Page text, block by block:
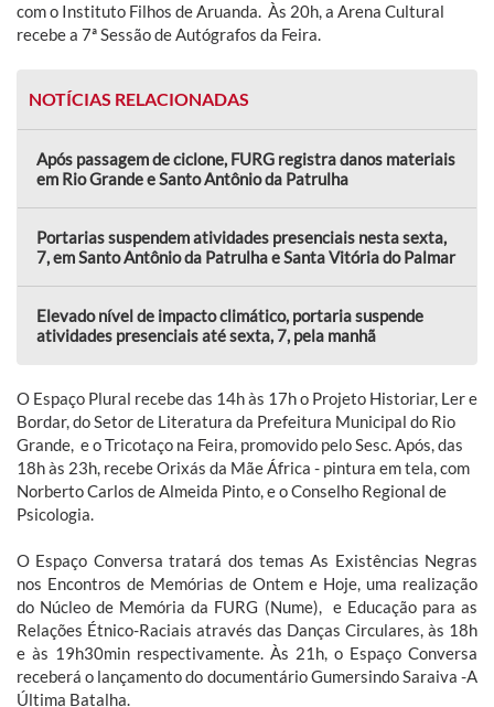
com o Instituto Filhos de Aruanda. Às 20h, a Arena Cultural
recebe a 7ª Sessão de Autógrafos da Feira.
NOTÍCIAS RELACIONADAS
Após passagem de ciclone, FURG registra danos materiais
em Rio Grande e Santo Antônio da Patrulha
Portarias suspendem atividades presenciais nesta sexta,
7, em Santo Antônio da Patrulha e Santa Vitória do Palmar
Elevado nível de impacto climático, portaria suspende
atividades presenciais até sexta, 7, pela manhã
O Espaço Plural recebe das 14h às 17h o Projeto Historiar, Ler e
Bordar, do Setor de Literatura da Prefeitura Municipal do Rio
Grande, e o Tricotaço na Feira, promovido pelo Sesc. Após, das
18h às 23h, recebe Orixás da Mãe África - pintura em tela, com
Norberto Carlos de Almeida Pinto, e o Conselho Regional de
Psicologia.
O Espaço Conversa tratará dos temas As Existências Negras
nos Encontros de Memórias de Ontem e Hoje, uma realização
do Núcleo de Memória da FURG (Nume), e Educação para as
Relações Étnico-Raciais através das Danças Circulares, às 18h
e às 19h30min respectivamente. Às 21h, o Espaço Conversa
receberá o lançamento do documentário Gumersindo Saraiva -A
Última Batalha.